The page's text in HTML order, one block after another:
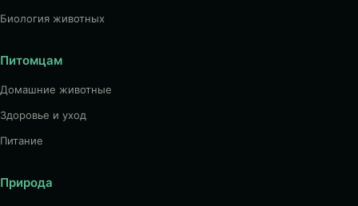
Биология животных
Питомцам
Домашние животные
Здоровье и уход
Питание
Природа